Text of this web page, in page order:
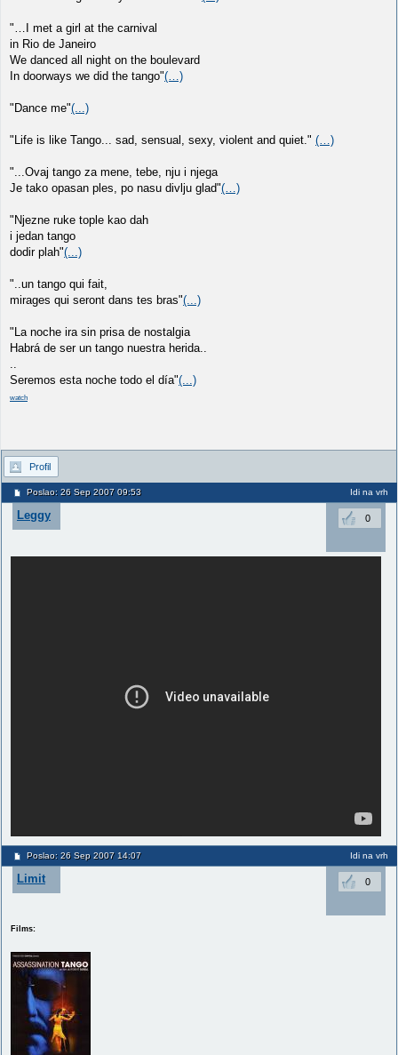
"…I met a girl at the carnival
in Rio de Janeiro
We danced all night on the boulevard
In doorways we did the tango"(…)
"Dance me"(...)
"Life is like Tango... sad, sensual, sexy, violent and quiet." (…)
"...Ovaj tango za mene, tebe, nju i njega
Je tako opasan ples, po nasu divlju glad"(…)
"Njezne ruke tople kao dah
i jedan tango
dodir plah"(...)
"..un tango qui fait,
mirages qui seront dans tes bras"(...)
"La noche ira sin prisa de nostalgia
Habrá de ser un tango nuestra herida..
..
Seremos esta noche todo el día"(...)
watch
Profil
Poslao: 26 Sep 2007 09:53 Idi na vrh
Leggy 0
Poslao: 26 Sep 2007 14:07 Idi na vrh
Limit 0
Films: